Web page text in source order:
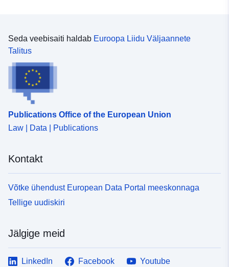
Seda veebisaiti haldab Euroopa Liidu Väljaannete
Talitus
Publications Office of the European Union
Law | Data | Publications
Kontakt
Võtke ühendust European Data Portal meeskonnaga
Tellige uudiskiri
Jälgige meid
LinkedIn Facebook
Youtube